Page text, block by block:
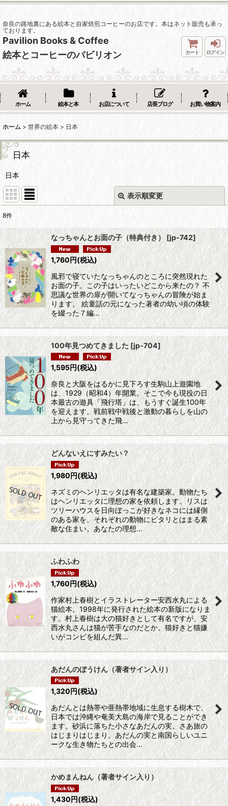
奈良の路地裏にある絵本と自家焙煎コーヒーのお店です。本はネット販売も承っ
ております。
Pavilion Books & Coffee
絵本とコーヒーのパビリオン
カート ログイン
ホーム 絵本と本 お店について 店長ブログ お買い物案内
ホーム > 世界の絵本 > 日本
日本
日本
表示順変更
並び順:
絞り込む
8件
なっちゃんとお面の子（特典付き）[jp-742]
1,760円(税込)
風邪で寝ていたなっちゃんのところに突然現れた
お面の子。この子はいったいどこから来たの？ 不
思議な世界の扉が開いてなっちゃんの冒険が始ま
ります。 絵童話の元になった著者の幼い頃の体験
を綴った７編…
100年見つめてきました [jp-704]
1,595円(税込)
奈良と大阪をはるかに見下ろす生駒山上遊園地
は、1929（昭和4）年開業。そこで今も現役の日
本最古の遊具「飛行塔」は、もうすぐ誕生100年
を迎えます。戦前戦中戦後と激動の暮らしを山の
上から見守ってきた飛…
どんないえにすみたい？
1,980円(税込)
ネズミのヘンリエッタは有名な建築家。動物たち
はヘンリエッタに理想の家を依頼します。リスは
ツリーハウスを日向ぼっこが好きなネコには縁側
のある家を。それぞれの動物にピタリとはまる素
敵な住まい。あなたの理想…
ふわふわ
1,760円(税込)
作家村上春樹とイラストレーター安西水丸による
猫絵本。1998年に発行された絵本の新版になりま
す。村上春樹は大の猫好きとして有名ですが、安
西水丸さんは猫が苦手なのだとか。猫好きと猫嫌
いがコンビを組んだ異…
あだんのぼうけん（著者サイン入り）
1,320円(税込)
あだんとは熱帯や亜熱帯地域に生息する樹木で、
日本では沖縄や奄美大島の海岸で見ることができ
ます。砂浜に落ちた小さなあだんの実。さあ旅の
はじまりはじまり。あだんの実と南国らしいユニ
ークな生き物たちとの出会…
かめまんねん（著者サイン入り）
1,430円(税込)